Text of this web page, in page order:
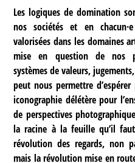
Les logiques de domination
nos sociétés et en
valorisées dans les domaines
mise en question de nos
systèmes de valeurs,
peut nous permettre
iconographie délétère pour
de perspectives
la racine à la feuille qu’il
révolution des regards, non
mais la révolution mise en